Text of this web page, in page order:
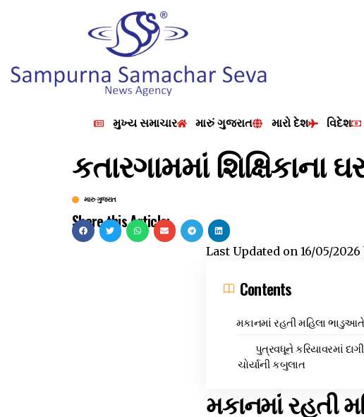
મુખ્ય સમાચાર મારું ગુજરાત મારો દેશ વિદેશ
કતારગામમાં શિક્ષિકાના
મારુ ગુજરાત
Share this Article:
Last Updated on 16/05/2026
Contents
મકાનમાં રહતી મહિલા ભાડુઆતે
પુત્રવધૂને કરિયાવરમાં
ચોર્યાની કબુલાત
મકાનમાં રહતી